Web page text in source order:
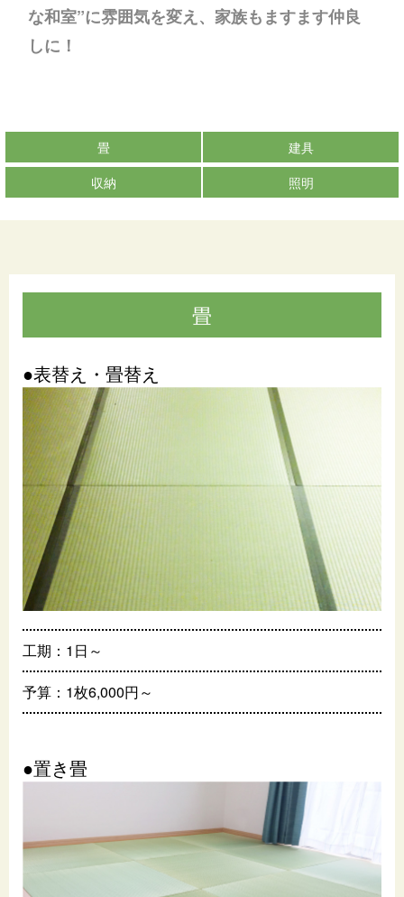
な和室”に雰囲気を変え、家族もますます仲良
しに！
畳
建具
収納
照明
畳
●表替え・畳替え
工期：1日～
予算：1枚6,000円～
●置き畳